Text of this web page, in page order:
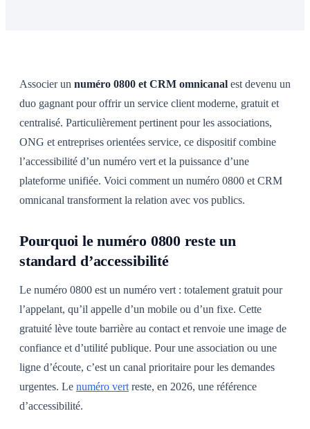
Associer un numéro 0800 et CRM omnicanal est devenu un
duo gagnant pour offrir un service client moderne, gratuit et
centralisé. Particulièrement pertinent pour les associations,
ONG et entreprises orientées service, ce dispositif combine
l’accessibilité d’un numéro vert et la puissance d’une
plateforme unifiée. Voici comment un numéro 0800 et CRM
omnicanal transforment la relation avec vos publics.
Pourquoi le numéro 0800 reste un
standard d’accessibilité
Le numéro 0800 est un numéro vert : totalement gratuit pour
l’appelant, qu’il appelle d’un mobile ou d’un fixe. Cette
gratuité lève toute barrière au contact et renvoie une image de
confiance et d’utilité publique. Pour une association ou une
ligne d’écoute, c’est un canal prioritaire pour les demandes
urgentes. Le numéro vert reste, en 2026, une référence
d’accessibilité.